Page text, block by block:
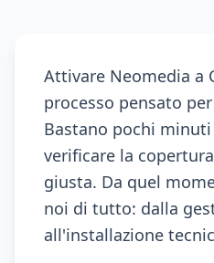
Attivare Neomedia a
processo pensato
Bastano pochi
verificare la
giusta. Da quel
noi di tutto: dalla
all'installazione